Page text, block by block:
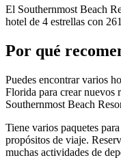
El Southernmost Beach
hotel de 4 estrellas con
Por qué
Puedes encontrar varios
Florida para crear nuevos
Southernmost Beach
Tiene varios paquetes
propósitos de viaje.
muchas actividades de